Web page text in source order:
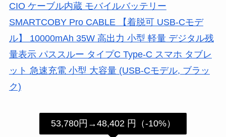
CIO ケーブル内蔵 モバイルバッテリー
SMARTCOBY Pro CABLE 【着脱可 USB-Cモデ
ル】 10000mAh 35W 高出力 小型 軽量 デジタル残
量表示 パススルー タイプC Type-C スマホ タブレ
ット 急速充電 小型 大容量 (USB-Cモデル, ブラッ
ク)
53,780円→48,402 円（-10%）